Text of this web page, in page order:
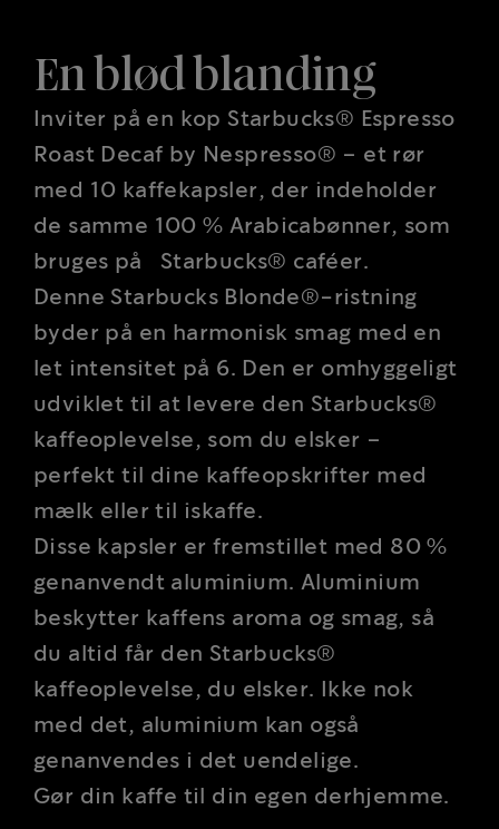
En blød blanding
Inviter på en kop Starbucks® Espresso
Roast Decaf by Nespresso® – et rør
med 10 kaffekapsler, der indeholder
de samme 100 % Arabicabønner, som
bruges på Starbucks® caféer.
Denne Starbucks Blonde®-ristning
byder på en harmonisk smag med en
let intensitet på 6. Den er omhyggeligt
udviklet til at levere den Starbucks®
kaffeoplevelse, som du elsker –
perfekt til dine kaffeopskrifter med
mælk eller til iskaffe.
Disse kapsler er fremstillet med 80 %
genanvendt aluminium. Aluminium
beskytter kaffens aroma og smag, så
du altid får den Starbucks®
kaffeoplevelse, du elsker. Ikke nok
med det, aluminium kan også
genanvendes i det uendelige.
Gør din kaffe til din egen derhjemme.